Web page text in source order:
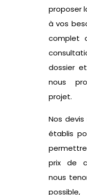
proposer
à vos
complet
consultat
dossier
nous
projet.
Nos
établis
prix de
nous
possible,